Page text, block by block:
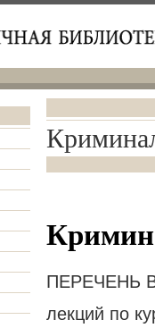
ПЕРЕЧЕНЬ
лекций по